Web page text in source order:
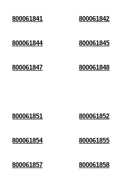
800061841 800061842
800061844 800061845
800061847 800061848
800061851 800061852
800061854 800061855
800061857 800061858